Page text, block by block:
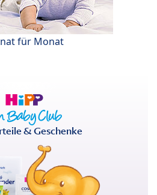
für Monat
& Geschenke